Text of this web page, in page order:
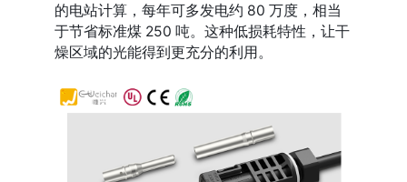
的电站计算，每年可多发电约 80 万度，相当
于节省标准煤 250 吨。这种低损耗特性，让干
燥区域的光能得到更充分的利用。